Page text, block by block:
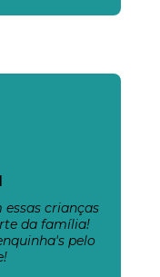
essas crianças
da família!
pelo